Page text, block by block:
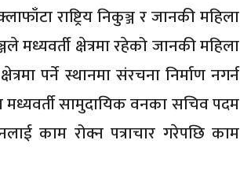
राष्ट्रिय निकुञ्ज र जानकी महिला
क्षेत्रमा रहेको जानकी महिला
पर्ने स्थानमा संरचना निर्माण नगर्न
मध्यवर्ती सामुदायिक वनका सचिव पदम
काम रोक्न पत्राचार गरेपछि काम